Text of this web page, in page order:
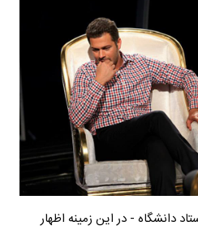
دانشگاه - در این زمینه اظهار